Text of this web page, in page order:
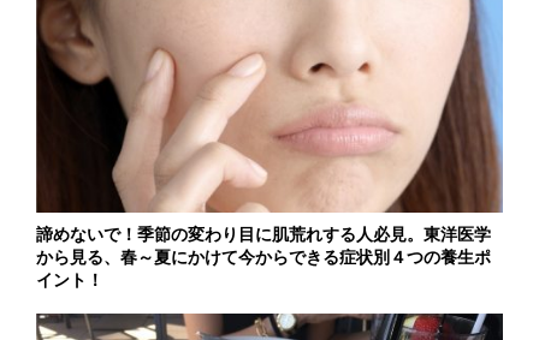
諦めないで！季節の変わり目に肌荒れする人必見。東洋医学
から見る、春～夏にかけて今からできる症状別４つの養生ポ
イント！